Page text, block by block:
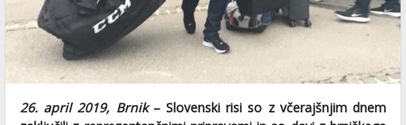
26. april 2019, Brnik– Slovenski risi so z včerajšnjim dnem